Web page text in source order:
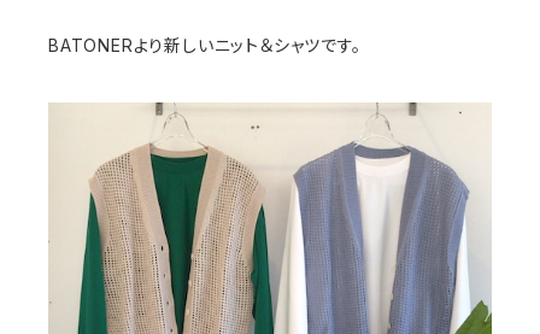
BATONERより新しいニット＆シャツです。